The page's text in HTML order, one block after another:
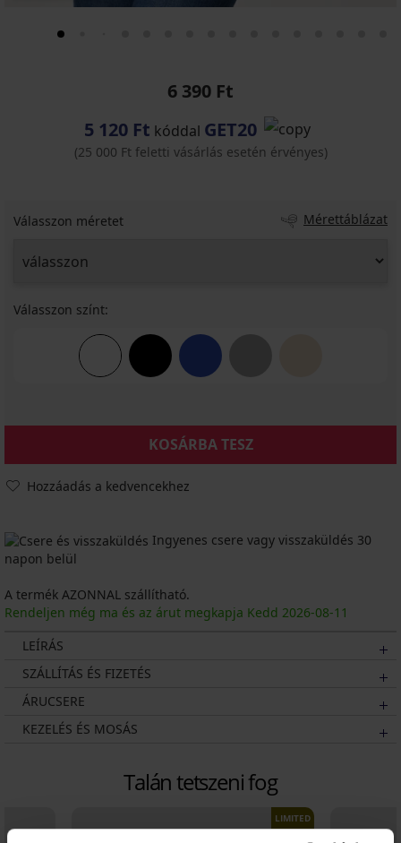
6 390 Ft
5 120 Ft kóddal GET20
(25 000 Ft feletti vásárlás esetén érvényes)
Válasszon méretet Mérettáblázat
Válasszon színt:
KOSÁRBA TESZ
Hozzáadás a kedvencekhez
Ingyenes csere vagy visszaküldés 30
napon belül
A termék AZONNAL szállítható.
Rendeljen még ma és az árut megkapja Kedd 2026-08-11
LEÍRÁS
SZÁLLÍTÁS ÉS FIZETÉS
ÁRUCSERE
KEZELÉS ÉS MOSÁS
Talán tetszeni fog
LIMITED